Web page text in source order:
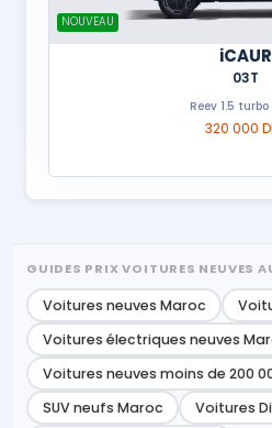
NOUVEAU
iCAUR
03T
Reev 1.5 turbo
320 000
GUIDES PRIX VOITURES NEUVES
Voitures neuves Maroc
Voitures électriques neuves
Voitures neuves moins de 200
SUV neufs Maroc
Voitures